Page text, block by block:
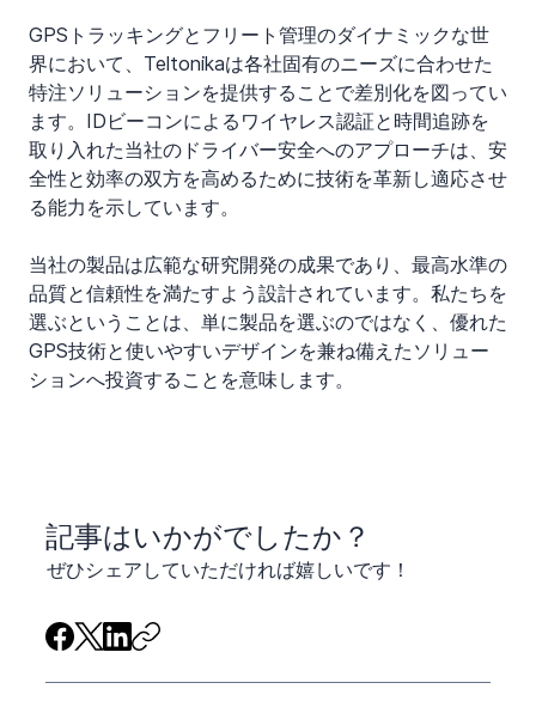
GPSトラッキングとフリート管理のダイナミックな世
界において、Teltonikaは各社固有のニーズに合わせた
特注ソリューションを提供することで差別化を図ってい
ます。IDビーコンによるワイヤレス認証と時間追跡を
取り入れた当社のドライバー安全へのアプローチは、安
全性と効率の双方を高めるために技術を革新し適応させ
る能力を示しています。
当社の製品は広範な研究開発の成果であり、最高水準の
品質と信頼性を満たすよう設計されています。私たちを
選ぶということは、単に製品を選ぶのではなく、優れた
GPS技術と使いやすいデザインを兼ね備えたソリュー
ションへ投資することを意味します。
​記事はいかがでしたか？
ぜひシェアしていただければ嬉しいです！